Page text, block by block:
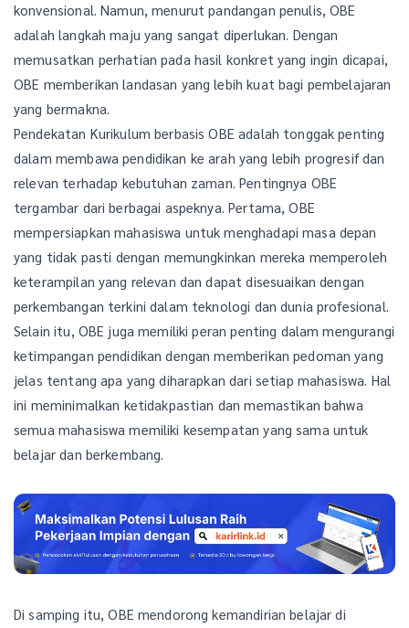
konvensional. Namun, menurut pandangan penulis, OBE
adalah langkah maju yang sangat diperlukan. Dengan
memusatkan perhatian pada hasil konkret yang ingin dicapai,
OBE memberikan landasan yang lebih kuat bagi pembelajaran
yang bermakna.
Pendekatan Kurikulum berbasis OBE adalah tonggak penting
dalam membawa pendidikan ke arah yang lebih progresif dan
relevan terhadap kebutuhan zaman. Pentingnya OBE
tergambar dari berbagai aspeknya. Pertama, OBE
mempersiapkan mahasiswa untuk menghadapi masa depan
yang tidak pasti dengan memungkinkan mereka memperoleh
keterampilan yang relevan dan dapat disesuaikan dengan
perkembangan terkini dalam teknologi dan dunia profesional.
Selain itu, OBE juga memiliki peran penting dalam mengurangi
ketimpangan pendidikan dengan memberikan pedoman yang
jelas tentang apa yang diharapkan dari setiap mahasiswa. Hal
ini meminimalkan ketidakpastian dan memastikan bahwa
semua mahasiswa memiliki kesempatan yang sama untuk
belajar dan berkembang.
Di samping itu, OBE mendorong kemandirian belajar di